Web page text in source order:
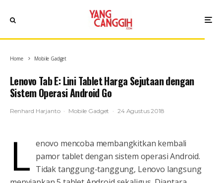
Home Mobile Gadget
Lenovo Tab E: Lini Tablet Harga Sejutaan dengan
Sistem Operasi Android Go
Renhard Harjanto · Mobile Gadget · 24 Agustus 2018
L enovo mencoba membangkitkan kembali
pamor tablet dengan sistem operasi Android.
Tidak tanggung-tanggung, Lenovo langsung